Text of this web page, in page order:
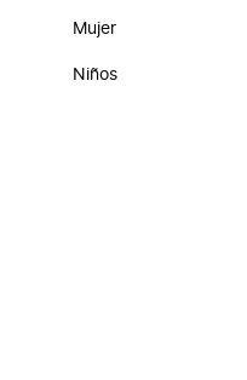
Mujer
Niños